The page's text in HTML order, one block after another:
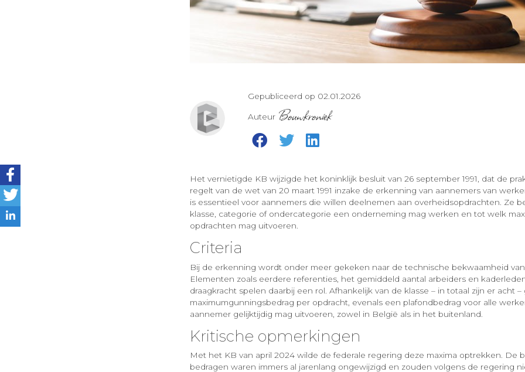
Gepubliceerd op 02.01.2026
Auteur Bouwkroniek
Het vernietigde KB wijzigde het koninklijk besluit van 26 september 1991, dat de
regelt van de wet van 20 maart 1991 inzake de erkenning van aannemers van
is essentieel voor aannemers die willen deelnemen aan overheidsopdrachten. Ze
klasse, categorie of ondercategorie een onderneming mag werken en tot welk
opdrachten mag uitvoeren.
Criteria
Bij de erkenning wordt onder meer gekeken naar de technische bekwaamheid
Elementen zoals eerdere referenties, het gemiddeld aantal arbeiders en
draagkracht spelen daarbij een rol. Afhankelijk van de klasse – in totaal zijn er acht
maximumgunningsbedrag per opdracht, evenals een plafondbedrag voor alle
aannemer gelijktijdig mag uitvoeren, zowel in België als in het buitenland.
Kritische opmerkingen
Met het KB van april 2024 wilde de federale regering deze maxima optrekken. De
bedragen waren immers al jarenlang ongewijzigd en zouden volgens de regering